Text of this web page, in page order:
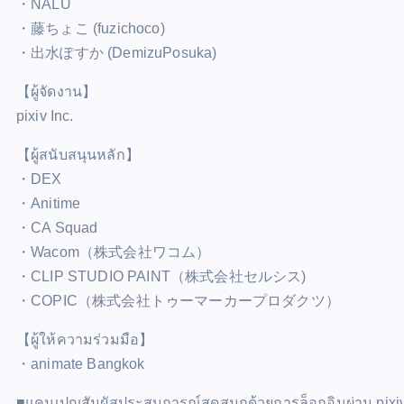
・NALU
・藤ちょこ (fuzichoco)
・出水ぽすか (DemizuPosuka)
【ผู้จัดงาน】
pixiv Inc.
【ผู้สนับสนุนหลัก】
・DEX
・Anitime
・CA Squad
・Wacom（株式会社ワコム）
・CLIP STUDIO PAINT（株式会社セルシス)
・COPIC（株式会社トゥーマーカープロダクツ）
【ผู้ให้ความร่วมมือ】
・animate Bangkok